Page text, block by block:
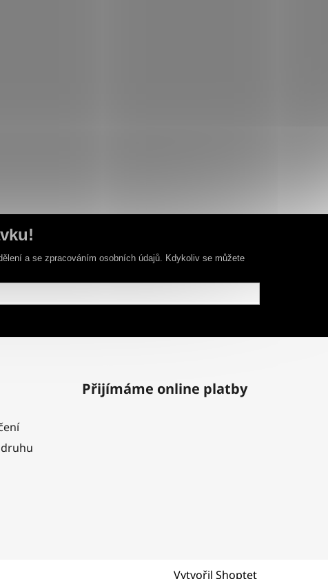
a se zpracováním osobních údajů. Kdykoliv se můžete
Přijímáme online platby
Vytvořil Shoptet